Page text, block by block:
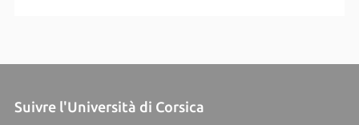
Suivre l'Università di Corsica